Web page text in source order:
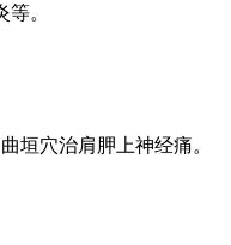
。
垣穴治肩胛上神经痛。